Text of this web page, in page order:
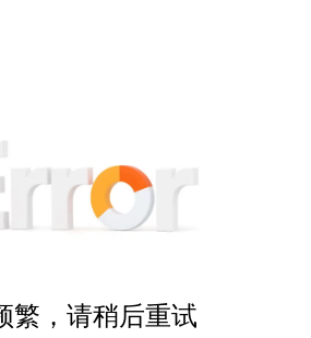
繁，请稍后重试